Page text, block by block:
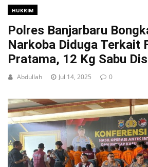
HUKRIM
Polres Banjarbaru
Narkoba Diduga Terkait
Pratama, 12 Kg Sabu
Abdullah Jul 14, 2025 0